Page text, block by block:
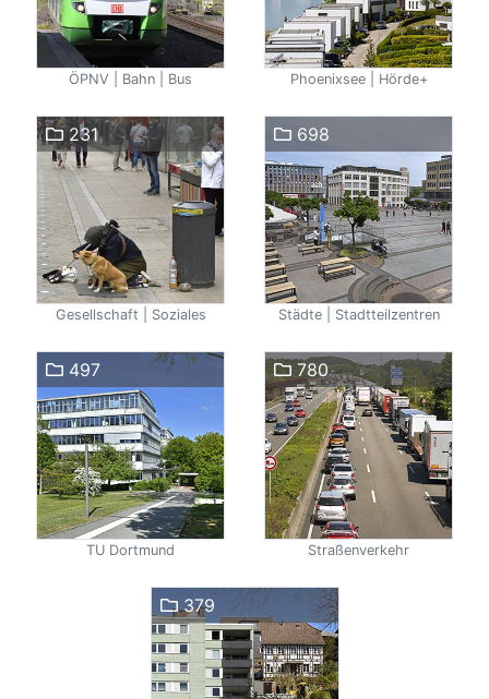
ÖPNV | Bahn | Bus Phoenixsee | Hörde+
231
Gesellschaft | Soziales
698
Städte | Stadtteilzentren
497
TU Dortmund
780
Straßenverkehr
379